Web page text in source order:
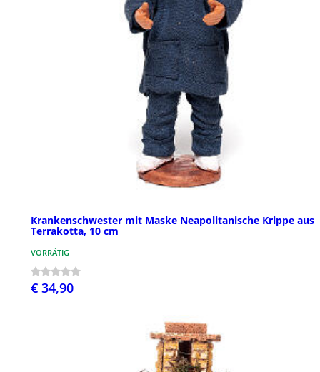
Krankenschwester mit Maske Neapolitanische Krippe aus
Terrakotta, 10 cm
VORRÄTIG
€ 34,90